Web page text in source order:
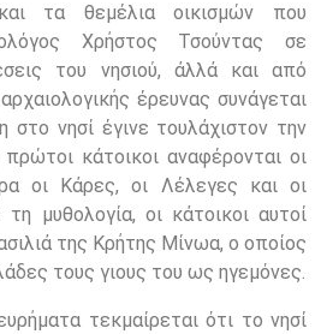
τα θεμέλια οικισμών που
Χρήστος Τσούντας σε
του νησιού, άλλά και από
έρευνας συνάγεται
στο νησί έγινε τουλάχιστον την
κάτοικοι αναφέρονται οι
οι Κάρες, οι Λέλεγες και οι
μυθολογία, οι κάτοικοι αυτοί
της Κρήτης Μίνωα, ο οποίος
τους γιους του ως ηγεμόνες.
τεκμαίρεται ότι το νησί